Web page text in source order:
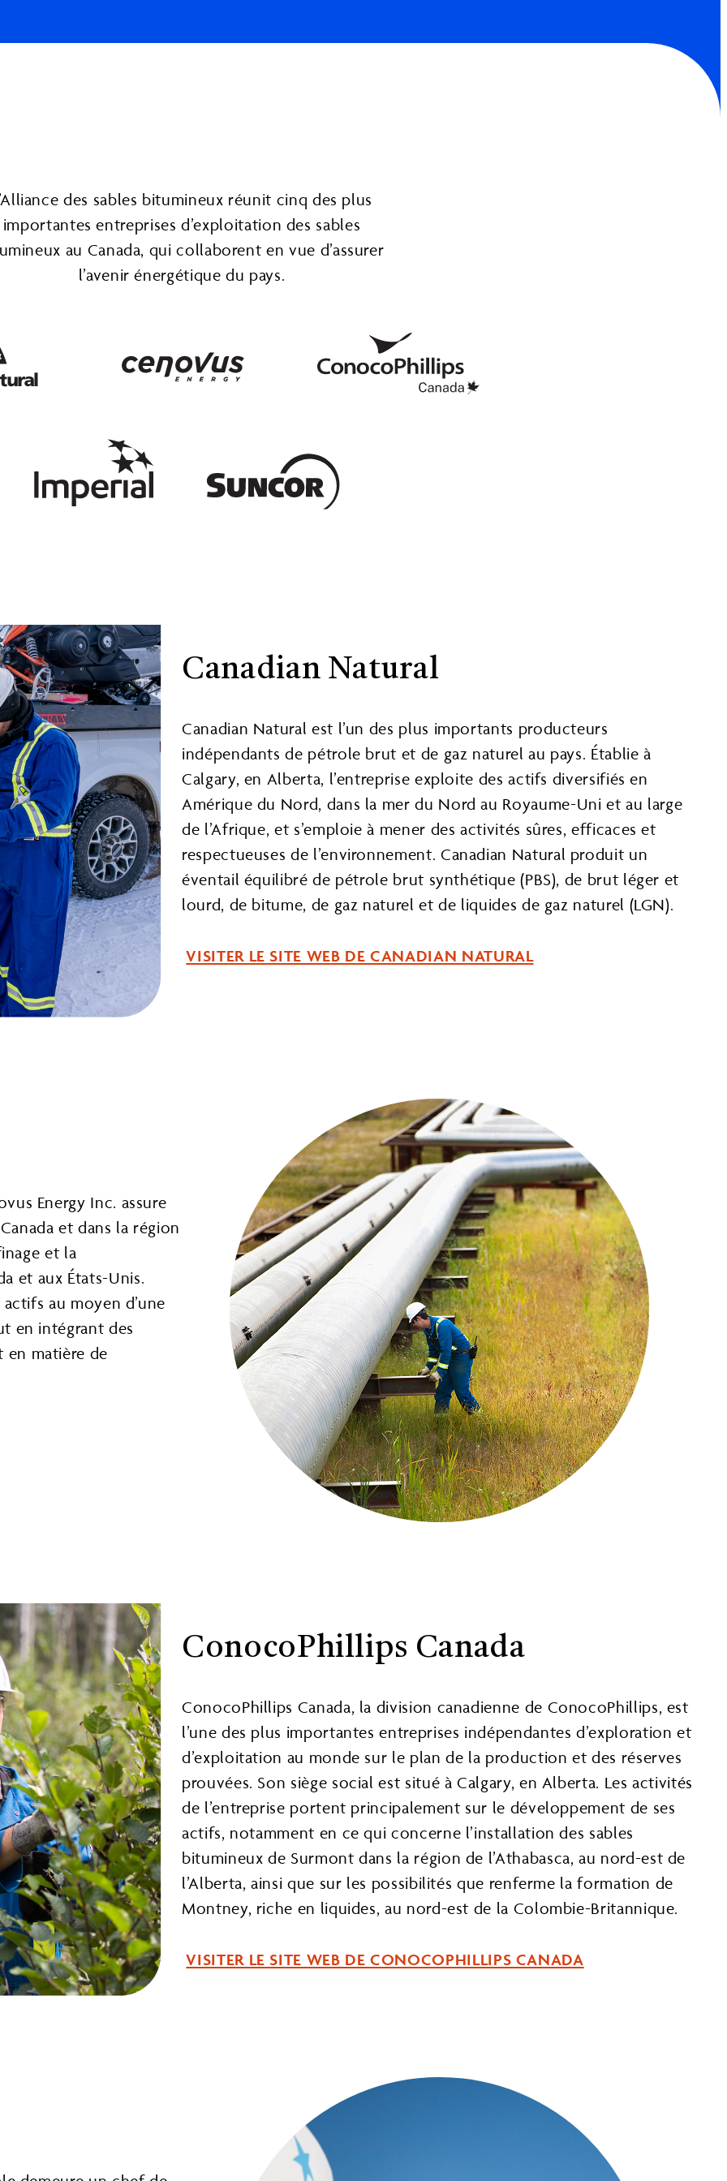
des sables bitumineux réunit cinq des plus
importantes entreprises d’exploitation des sables
au Canada, qui collaborent en vue d’assurer
l’avenir énergétique du pays.
Canadian Natural
Canadian Natural est l’un des plus importants producteurs
indépendants de pétrole brut et de gaz naturel au pays. Établie à
Calgary, en Alberta, l’entreprise exploite des actifs diversifiés en
Amérique du Nord, dans la mer du Nord au Royaume-Uni et au large
de l’Afrique, et s’emploie à mener des activités sûres, efficaces et
respectueuses de l’environnement. Canadian Natural produit un
éventail équilibré de pétrole brut synthétique (PBS), de brut léger et
lourd, de bitume, de gaz naturel et de liquides de gaz naturel (LGN).
VISITER LE SITE WEB DE CANADIAN NATURAL
Energy Inc. assure
et dans la région
et la
et aux États-Unis.
au moyen d’une
en intégrant des
en matière de
ConocoPhillips Canada
ConocoPhillips Canada, la division canadienne de ConocoPhillips, est
l’une des plus importantes entreprises indépendantes d’exploration et
d’exploitation au monde sur le plan de la production et des réserves
prouvées. Son siège social est situé à Calgary, en Alberta. Les activités
de l’entreprise portent principalement sur le développement de ses
actifs, notamment en ce qui concerne l’installation des sables
bitumineux de Surmont dans la région de l’Athabasca, au nord-est de
l’Alberta, ainsi que sur les possibilités que renferme la formation de
Montney, riche en liquides, au nord-est de la Colombie-Britannique.
VISITER LE SITE WEB DE CONOCOPHILLIPS CANADA